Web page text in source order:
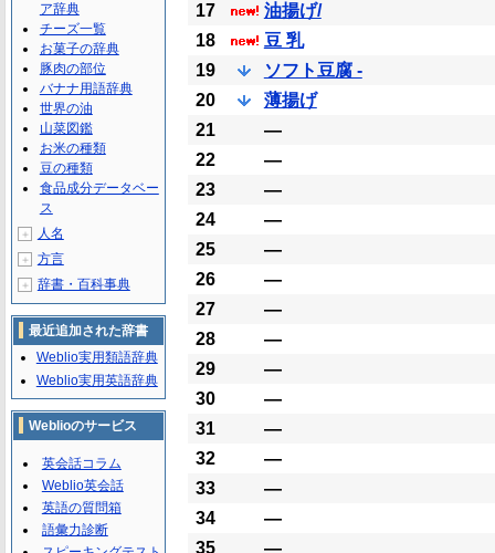
17
油揚げ/
18
豆 乳
19
ソフト豆腐 -
20
薄揚げ
21
―
22
―
23
―
24
―
25
―
26
―
27
―
28
―
29
―
30
―
31
―
32
―
33
―
34
―
35
―
ア辞典
チーズ一覧
お菓子の辞典
豚肉の部位
バナナ用語辞典
世界の油
山菜図鑑
お米の種類
豆の種類
食品成分データベー
ス
＋ 人名
＋ 方言
＋ 辞書・百科事典
最近追加された辞書
Weblio実用類語辞典
Weblio実用英語辞典
Weblioのサービス
英会話コラム
Weblio英会話
英語の質問箱
語彙力診断